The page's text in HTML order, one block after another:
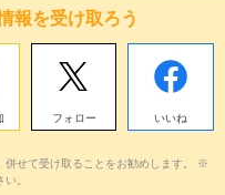
報を受け取ろう
フォロー いいね
せて受け取ることをお勧めします。 ※
。